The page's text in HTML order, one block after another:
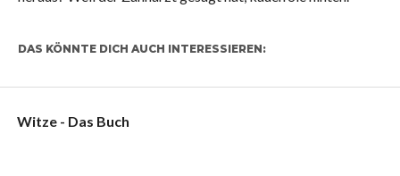
DAS KÖNNTE DICH AUCH INTERESSIEREN:
Witze - Das Buch